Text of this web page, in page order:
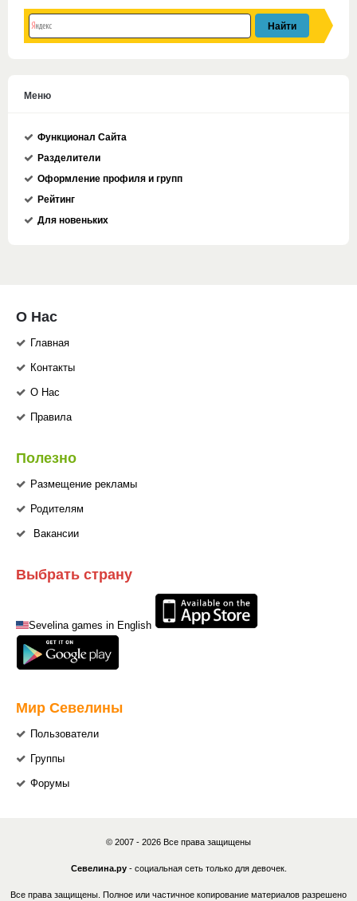
Меню
Функционал Сайта
Разделители
Оформление профиля и групп
Рейтинг
Для новеньких
О Нас
Главная
Контакты
О Нас
Правила
Полезно
Размещение рекламы
Родителям
Вакансии
Выбрать страну
Sevelina games in English
Мир Севелины
Пользователи
Группы
Форумы
© 2007 - 2026 Все права защищены
Севелина.ру- социальная сеть только для девочек.
Все права защищены. Полное или частичное копирование материалов разрешено